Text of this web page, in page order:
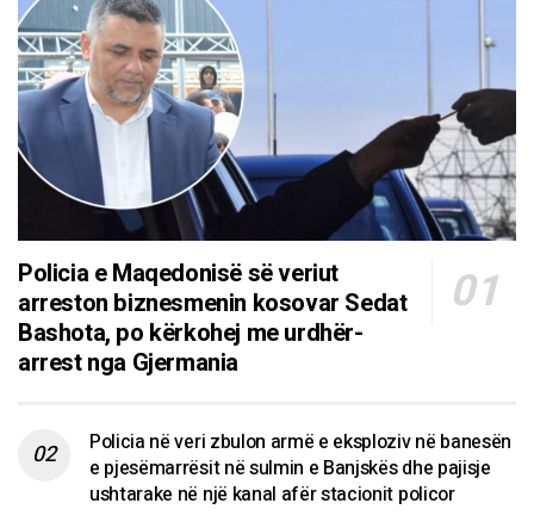
Policia e Maqedonisë së veriut
arreston biznesmenin kosovar Sedat
Bashota, po kërkohej me urdhër-
arrest nga Gjermania
Policia në veri zbulon armë e eksploziv në banesën
e pjesëmarrësit në sulmin e Banjskës dhe pajisje
ushtarake në një kanal afër stacionit policor